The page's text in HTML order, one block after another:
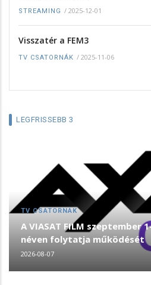
STREAMING / 2025-12-01
Visszatér a FEM3
TV CSATORNÁK / 2025-11-06
LEGFRISSEBB 3
TV CSATORNÁK
A VIASAT FILM szeptember
néven folytatja működését
2026-08-07